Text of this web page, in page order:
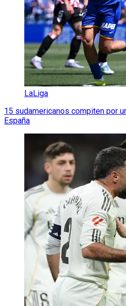
LaLiga
15 sudamericanos compiten por
España